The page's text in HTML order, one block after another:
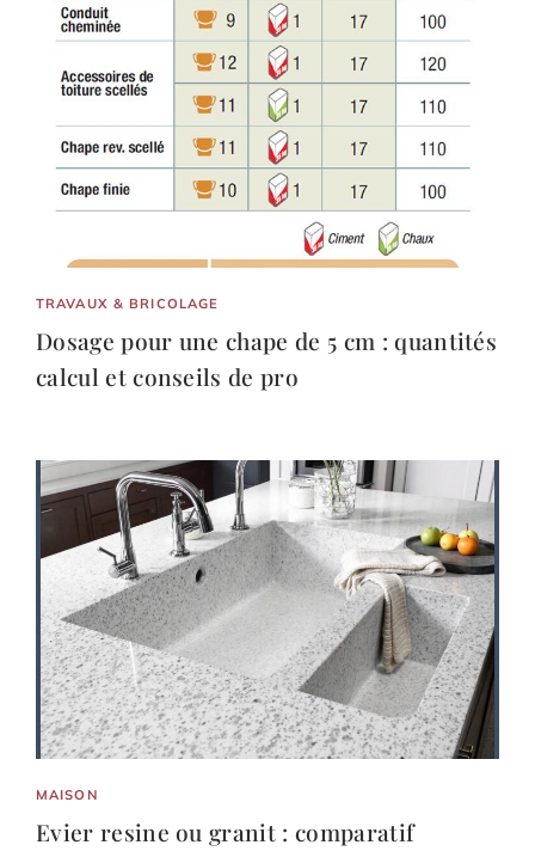
TRAVAUX & BRICOLAGE
Dosage pour une chape de 5 cm : quantités
calcul et conseils de pro
MAISON
Evier resine ou granit : comparatif